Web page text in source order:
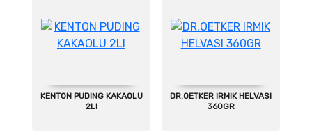
KENTON PUDING KAKAOLU
2LI
DR.OETKER IRMIK HELVASI
360GR